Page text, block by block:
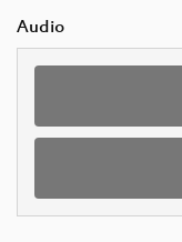
Audio